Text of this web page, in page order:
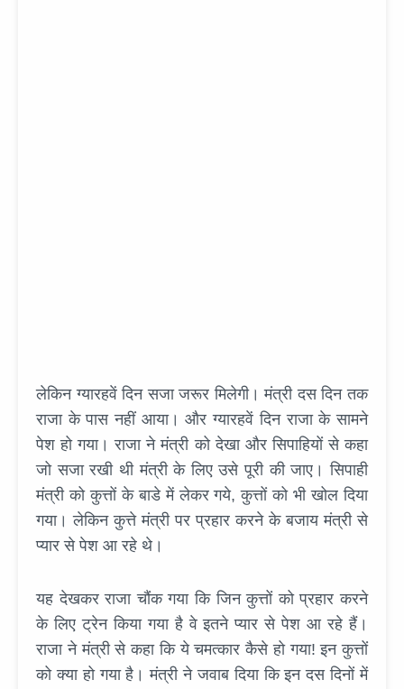
लेकिन ग्यारहवें दिन सजा जरूर मिलेगी। मंत्री दस दिन तक
राजा के पास नहीं आया। और ग्यारहवें दिन राजा के सामने
पेश हो गया। राजा ने मंत्री को देखा और सिपाहियों से कहा
जो सजा रखी थी मंत्री के लिए उसे पूरी की जाए। सिपाही
मंत्री को कुत्तों के बाडे में लेकर गये, कुत्तों को भी खोल दिया
गया। लेकिन कुत्ते मंत्री पर प्रहार करने के बजाय मंत्री से
प्यार से पेश आ रहे थे।
यह देखकर राजा चौंक गया कि जिन कुत्तों को प्रहार करने
के लिए ट्रेन किया गया है वे इतने प्यार से पेश आ रहे हैं।
राजा ने मंत्री से कहा कि ये चमत्कार कैसे हो गया! इन कुत्तों
को क्या हो गया है। मंत्री ने जवाब दिया कि इन दस दिनों में